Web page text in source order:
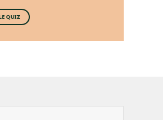
QUIZ